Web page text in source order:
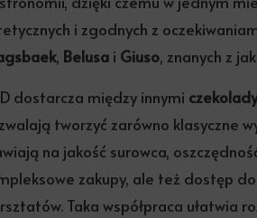
i zgodnych z
, Belusai Giuso, znanych z
dostarcza między innymi czekolady
tworzyć zarówno klasyczne
na jakość surowca,
zakupy, ale też dostęp
Taka współpraca ułatwia